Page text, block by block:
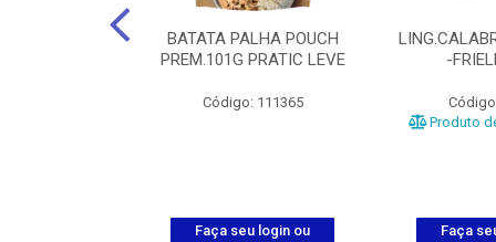
BATATA PALHA POUCH
PREM.101G PRATIC LEVE
Código: 111365
Faça seu login ou
-
Produto
Faça